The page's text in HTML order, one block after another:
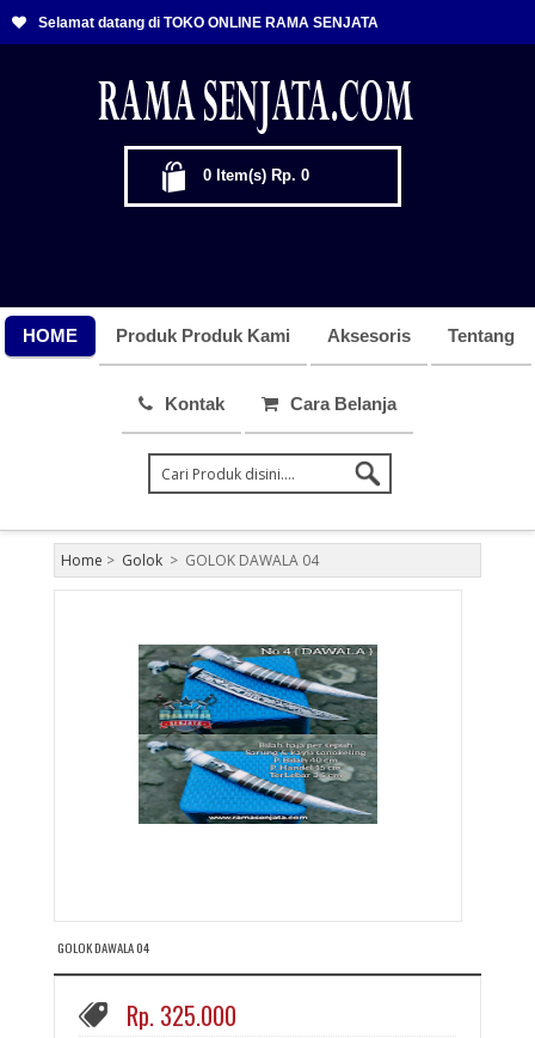
Selamat datang di TOKO ONLINE RAMA SENJATA
0 Item(s) Rp. 0
HOME Produk Produk Kami Aksesoris Tentang
Kontak Cara Belanja
Home > Golok > GOLOK DAWALA 04
GOLOK DAWALA 04
Rp. 325.000